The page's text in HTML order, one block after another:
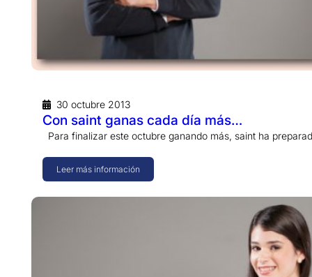
30 octubre 2013
Con saint ganas cada día más…
Para finalizar este octubre ganando más, saint ha
Leer más información